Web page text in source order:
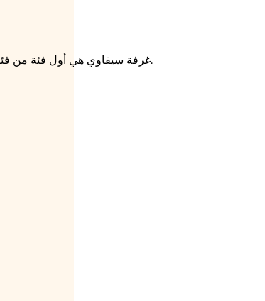
غرفة سيفاوي هي أول فئة من فئات غرف النزلاء. والإقامة بتلك الغرفة، والتي تبلغ مساحتها 34 مترًا مربعًا وتتميز بوسائل الراحة، هي إقامة مجهزة بشكل أنيق حتى للمسافرين الأكثر تميزًا.